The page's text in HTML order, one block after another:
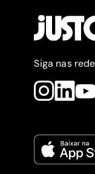
Siga nas